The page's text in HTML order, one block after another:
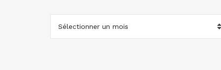
ARCHIVES